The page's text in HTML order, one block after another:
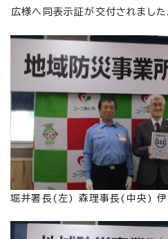
広様へ同表示証が交付されました
堀井署長(左) 森理事長(中央)